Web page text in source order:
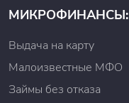
МИКРОФИНАНСЫ:
Выдача на карту
Малоизвестные МФО
Займы без отказа